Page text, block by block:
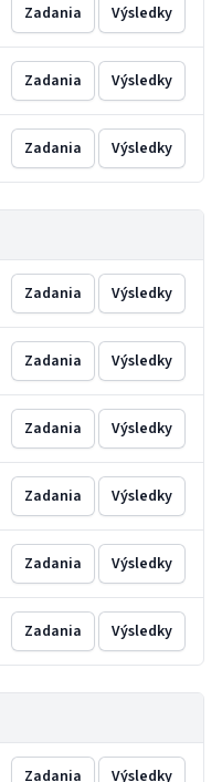
Zadania Výsledky
Zadania Výsledky
Zadania Výsledky
Zadania Výsledky
Zadania Výsledky
Zadania Výsledky
Zadania Výsledky
Zadania Výsledky
Zadania Výsledky
Zadania Výsledky